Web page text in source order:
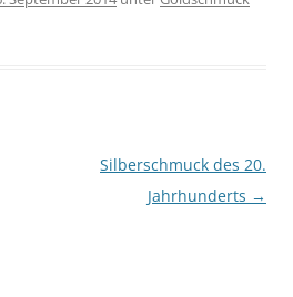
Silberschmuck des 20.
Jahrhunderts →